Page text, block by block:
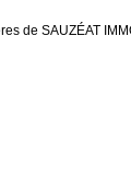
de SAUZÉAT